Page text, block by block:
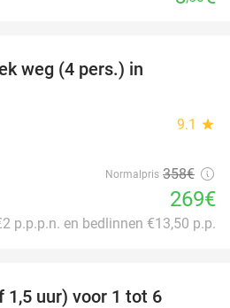
weg (4 pers.) in
9.1 star
Normalpris 358€
269€
p.p.p.n. en bedlinnen €13,50 p.p.
1,5 uur) voor 1 tot 6